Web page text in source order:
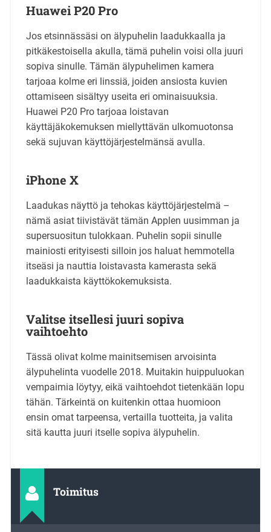
Huawei P20 Pro
Jos etsinnässäsi on älypuhelin laadukkaalla ja
pitkäkestoisella akulla, tämä puhelin voisi olla juuri
sopiva sinulle. Tämän älypuhelimen kamera
tarjoaa kolme eri linssiä, joiden ansiosta kuvien
ottamiseen sisältyy useita eri ominaisuuksia.
Huawei P20 Pro tarjoaa loistavan
käyttäjäkokemuksen miellyttävän ulkomuotonsa
sekä sujuvan käyttöjärjestelmänsä avulla.
iPhone X
Laadukas näyttö ja tehokas käyttöjärjestelmä –
nämä asiat tiivistävät tämän Applen uusimman ja
supersuositun tulokkaan. Puhelin sopii sinulle
mainiosti erityisesti silloin jos haluat hemmotella
itseäsi ja nauttia loistavasta kamerasta sekä
laadukkaista käyttökokemuksista.
Valitse itsellesi juuri sopiva
vaihtoehto
Tässä olivat kolme mainitsemisen arvoisinta
älypuhelinta vuodelle 2018. Muitakin huippuluokan
vempaimia löytyy, eikä vaihtoehdot tietenkään lopu
tähän. Tärkeintä on kuitenkin ottaa huomioon
ensin omat tarpeensa, vertailla tuotteita, ja valita
sitä kautta juuri itselle sopiva älypuhelin.
Toimitus